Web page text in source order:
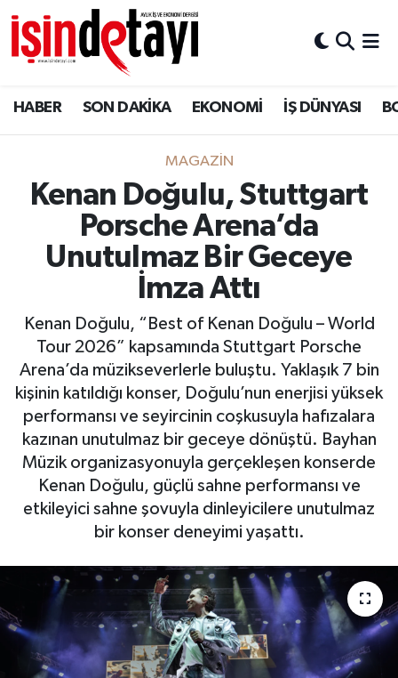
HABER SON DAKİKA EKONOMİ İŞ DÜNYASI
MAGAZİN
Kenan Doğulu, Stuttgart
Porsche Arena’da
Unutulmaz Bir Geceye
İmza Attı
Kenan Doğulu, “Best of Kenan Doğulu – World
Tour 2026” kapsamında Stuttgart Porsche
Arena’da müzikseverlerle buluştu. Yaklaşık 7 bin
kişinin katıldığı konser, Doğulu’nun enerjisi yüksek
performansı ve seyircinin coşkusuyla hafızalara
kazınan unutulmaz bir geceye dönüştü. Bayhan
Müzik organizasyonuyla gerçekleşen konserde
Kenan Doğulu, güçlü sahne performansı ve
etkileyici sahne şovuyla dinleyicilere unutulmaz
bir konser deneyimi yaşattı.
DÜNYA
Eğitim
ENERJİ HABERİ
GAYRİMENKUL
LOJİSTİK
MAGAZİN
OTO DETAY
SAĞLIK
SON DAKİKA
SPOR
FİNANS
Nöbetçi Eczaneler
Hava Durumu
İstanbul Namaz Vakitleri
Trafik Durumu
Süper Lig Puan Durumu ve Fikstür
Tüm Manşetler
Son Dakika Haberleri
Haber Arşivi